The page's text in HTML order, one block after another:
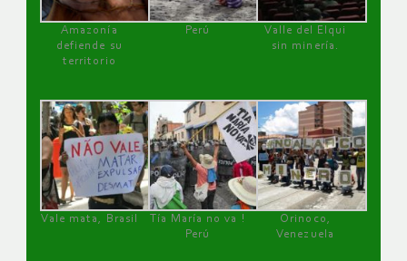
Amazonía
defiende su
territorio
Perú
Valle del Elqui
sin minería.
Vale mata, Brasil
Tía María no va !
Perú
Orinoco,
Venezuela